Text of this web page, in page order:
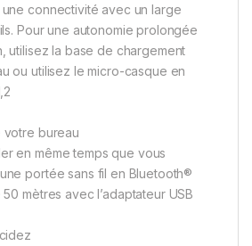
une connectivité avec un large
Pour une autonomie prolongée
utilisez la base de chargement
ou utilisez le micro-casque en
bureau
en même temps que vous
portée sans fil en Bluetooth®
mètres avec l’adaptateur USB